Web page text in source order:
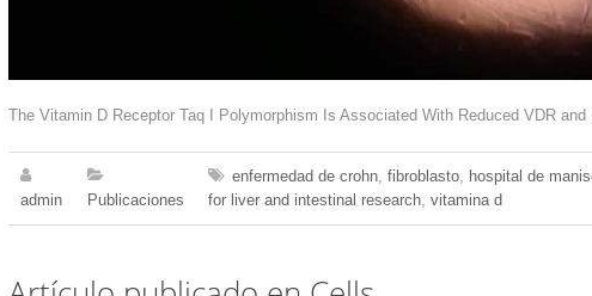
The Vitamin D Receptor Taq I Polymorphism Is Associated With Reduced VDR
admin Publicaciones
enfermedad de crohn, fibroblasto, hospital de
for liver and intestinal research, vitamina d